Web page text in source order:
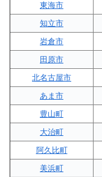
東海市
知立市
岩倉市
田原市
北名古屋市
あま市
豊山町
大治町
阿久比町
美浜町